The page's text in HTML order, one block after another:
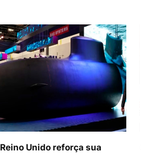
Reino Unido reforça sua